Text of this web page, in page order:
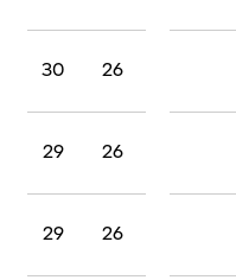
26
30
26
29
26
29